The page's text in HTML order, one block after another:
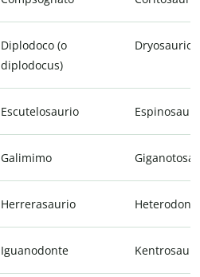
Diplodoco (o
diplodocus)
Dryosaurio
Escutelosaurio
Galimimo
Herrerasaurio
Iguanodonte